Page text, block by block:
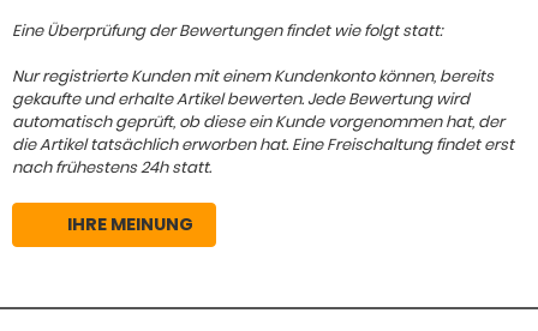
Eine Überprüfung der Bewertungen findet wie folgt statt:
Nur registrierte Kunden mit einem Kundenkonto können, bereits
gekaufte und erhalte Artikel bewerten. Jede Bewertung wird
automatisch geprüft, ob diese ein Kunde vorgenommen hat, der
die Artikel tatsächlich erworben hat. Eine Freischaltung findet erst
nach frühestens 24h statt.
IHRE MEINUNG